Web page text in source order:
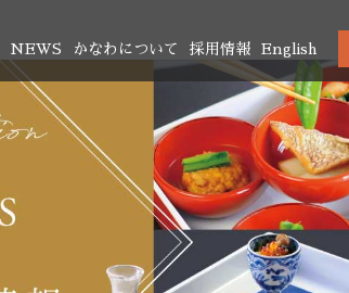
NEWS かなわについて 採用情報 English